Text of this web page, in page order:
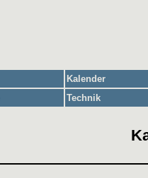
Kalender
Technik